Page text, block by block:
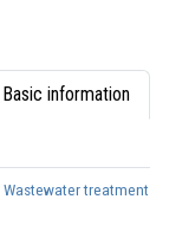
Basic information
Wastewater treatment